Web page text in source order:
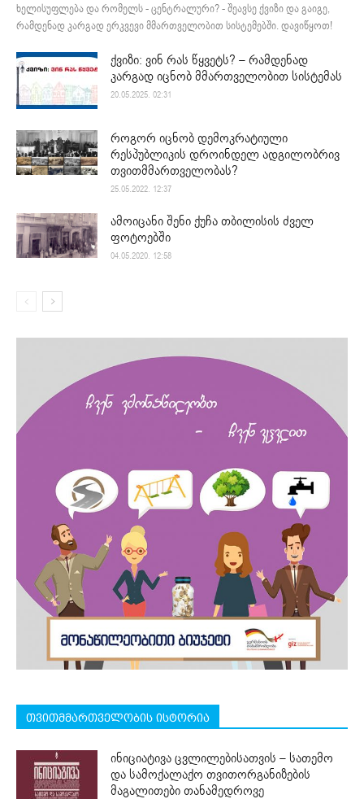
ხელისუფლება და რომელს - ცენტრალური? - შეავსე ქვიზი და გაიგე,
რამდენად კარგად ერკვევი მმართველობით სისტემებში. დავიწყოთ!
ქვიზი: ვინ რას წყვეტს? – რამდენად
კარგად იცნობ მმართველობით სისტემას
20.05.2025. 02:31
როგორ იცნობ დემოკრატიული
რესპუბლიკის დროინდელ ადგილობრივ
თვითმმართველობას?
25.05.2022. 12:37
ამოიცანი შენი ქუჩა თბილისის ძველ
ფოტოებში
04.05.2020. 12:58
თვითმმართველობის ისტორია
ინიციატივა ცვლილებისათვის – სათემო
და სამოქალაქო თვითორგანიზების
მაგალითები თანამედროვე